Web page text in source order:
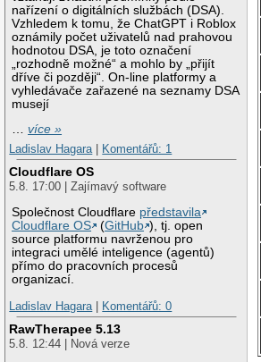
nařízení o digitálních službách (DSA).
Vzhledem k tomu, že ChatGPT i Roblox
oznámily počet uživatelů nad prahovou
hodnotou DSA, je toto označení
„rozhodně možné“ a mohlo by „přijít
dříve či později“. On-line platformy a
vyhledávače zařazené na seznamy DSA
musejí
…více »
Ladislav Hagara
Komentářů: 1
Cloudflare OS
5.8. 17:00 | Zajímavý software
Společnost Cloudflare představila
Cloudflare OS
(GitHub ), tj. open
source platformu navrženou pro
integraci umělé inteligence (agentů)
přímo do pracovních procesů
organizací.
Ladislav Hagara
Komentářů: 0
RawTherapee 5.13
5.8. 12:44 | Nová verze